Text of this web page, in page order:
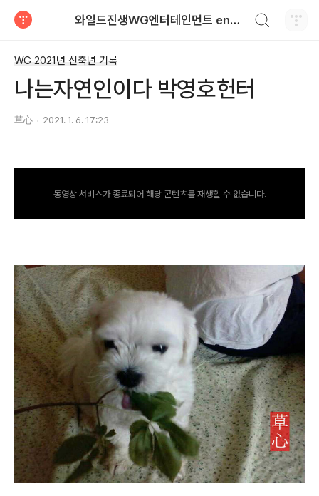
와일드진생WG엔터테인먼트 entertainment
WG 2021년 신축년 기록
나는자연인이다 박영호헌터
草心 2021. 1. 6. 17:23
동영상 서비스가 종료되어 해당 콘텐츠를 재생할 수 없습니다.